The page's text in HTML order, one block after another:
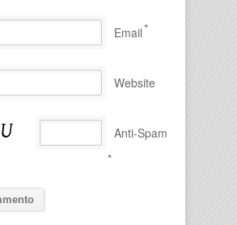
Email*
Website
Anti-Spam
*